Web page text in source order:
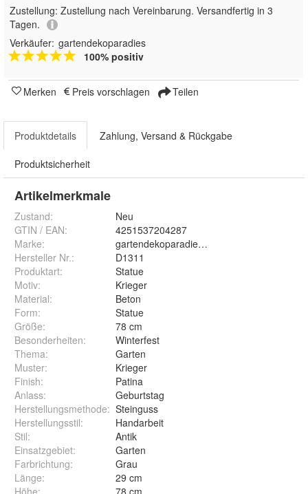
Zustellung: Zustellung nach Vereinbarung. Versandfertig in 3
Tagen.
Verkäufer: gartendekoparadies
100% positiv
Merken Preis vorschlagen Teilen
Produktdetails Zahlung, Versand & Rückgabe
Produktsicherheit
Artikelmerkmale
Zustand:
Neu
GTIN / EAN:
4251537204287
Marke:
gartendekoparadies.de
Hersteller Nr.:
D1311
Produktart:
Statue
Motiv:
Krieger
Material:
Beton
Form:
Statue
Größe:
78 cm
Besonderheiten:
Winterfest
Thema:
Garten
Muster:
Krieger
Finish:
Patina
Anlass:
Geburtstag
Herstellungsmethode: Steinguss
Herstellungsstil:
Handarbeit
Stil:
Antik
Einsatzgebiet:
Garten
Farbrichtung:
Grau
Länge:
29 cm